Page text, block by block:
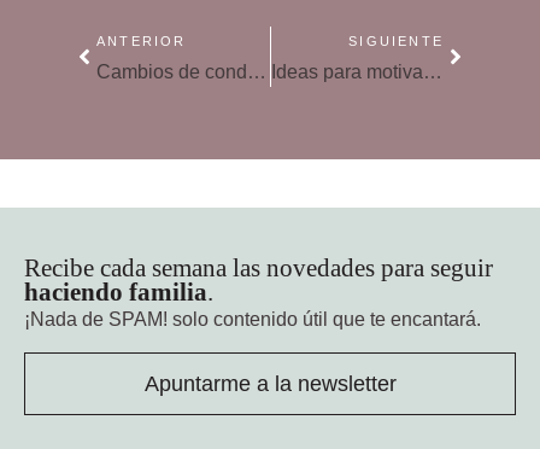
ANTERIOR
Cambios de conducta repentinos en niños, ¿por qué de repente se porta mal?
SIGUIENTE
Ideas para motivar la creatividad en el aula
Recibe cada semana las novedades para seguir
haciendo familia.
¡Nada de SPAM! solo contenido útil que te encantará.
Apuntarme a la newsletter